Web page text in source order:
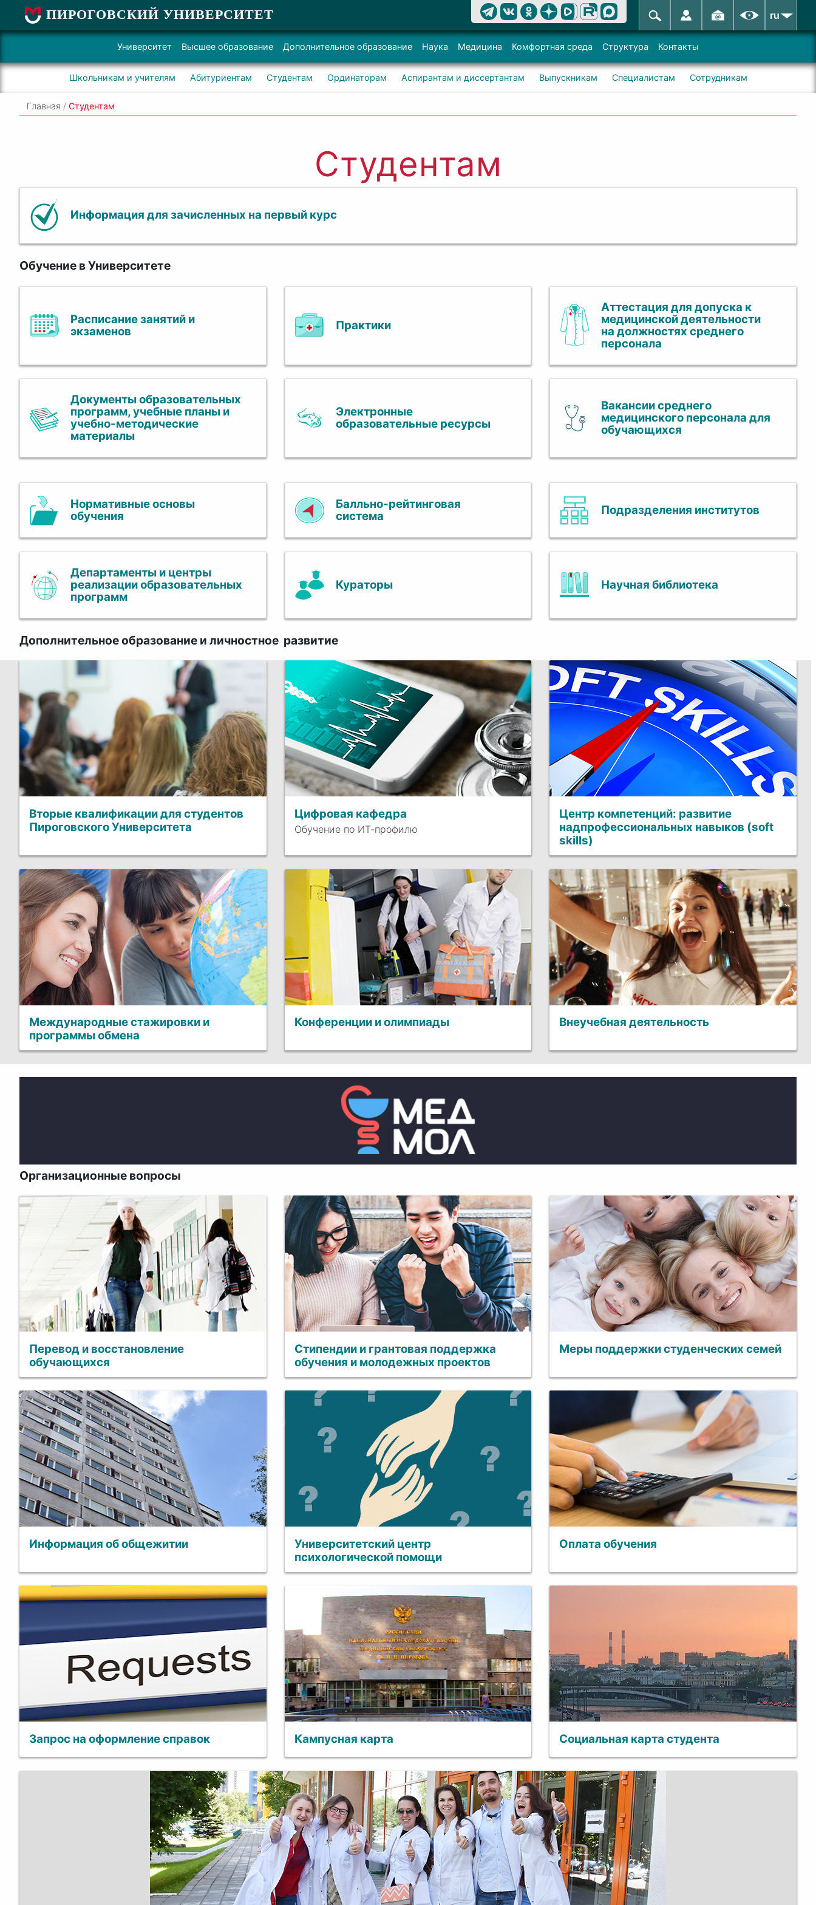
ПИРОГОВСКИЙ УНИВЕРСИТЕТ ru
Университет Высшее образование Дополнительное образование Наука Медицина Комфортная среда Структура Контакты
Школьникам и учителям Абитуриентам Студентам Ординаторам Аспирантам и диссертантам Выпускникам Специалистам Сотрудникам
Главная / Студентам
Студентам
Информация для зачисленных на первый курс
Обучение в Университете
Расписание занятий и
экзаменов
Практики
Аттестация для допуска к
медицинской деятельности
на должностях среднего
персонала
Документы образовательных
программ, учебные планы и
учебно-методические
материалы
Электронные
образовательные ресурсы
Вакансии среднего
медицинского персонала для
обучающихся
Нормативные основы
обучения
Балльно-рейтинговая
система
Подразделения институтов
Департаменты и центры
реализации образовательных
программ
Кураторы Научная библиотека
Дополнительное образование и личностное развитие
Вторые квалификации для студентов
Пироговского Университета
Цифровая кафедра
Обучение по ИТ-профилю
Центр компетенций: развитие
надпрофессиональных навыков (soft
skills)
Международные стажировки и
программы обмена
Конференции и олимпиады Внеучебная деятельность
Организационные вопросы
Перевод и восстановление
обучающихся
Стипендии и грантовая поддержка
обучения и молодежных проектов
Меры поддержки студенческих семей
Информация об общежитии
Университетский центр
психологической помощи
Оплата обучения
Запрос на оформление справок Кампусная карта Социальная карта студента